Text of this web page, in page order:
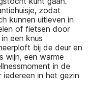
zodat
kunnen uitleven in
of fietsen door
een knus
bij de deur en
wijn, een warme
in de
in het gezin